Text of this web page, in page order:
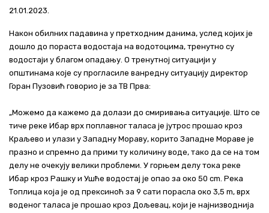
Контакт
+381 11 311 94 00 office@srbijavode.rs
21.01.2023.
Након обилних падавина у претходним данима, услед којих је
дошло до пораста водостаја на водотоцима, тренутно су
водостаји у благом опадању. О тренутној ситуацији у
општинама које су прогласиле ванредну ситуацију директор
Горан Пузовић говорио је за ТВ Прва:
„Можемо да кажемо да долази до смиривања ситуације. Што се
тиче реке Ибар врх поплавног таласа је јутрос прошао кроз
Краљево и улази у Западну Мораву, корито Западне Мораве је
празно и спремно да прими ту количину воде, тако да се на том
делу не очекују велики проблеми. У горњем делу тока реке
Ибар кроз Рашку и Ушће водостај је опао за око 50 cm. Река
Топлица која је од прексиноћ за 9 сати порасла око 3,5 m, врх
воденог таласа је прошао кроз Дољевац, који је најнизводнија